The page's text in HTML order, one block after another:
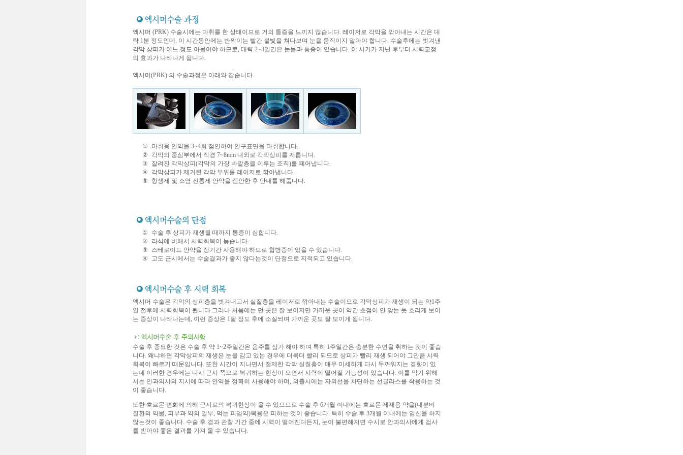
엑시머 (PRK) 수술시에는 마취를 한 상태이므로 거의 통증을 느끼지 않습니다. 레이저로 각막을 깎아내는 시간은 대
략 1분 정도인데, 이 시간동안에는 반짝이는 빨간 불빛을 쳐다보며 눈을 움직이지 말아야 합니다. 수술후에는 벗겨낸
각막 상피가 어느 정도 아물어야 하므로, 대략 2~3일간은 눈물과 통증이 있습니다. 이 시기가 지난 후부터 시력교정
의 효과가 나타나게 됩니다.
엑시머(PRK) 의 수술과정은 아래와 같습니다.
①
②
③
④
⑤
마취용 안약을 3~4회 점안하여 안구표면을 마취합니다.
각막의 중심부에서 직경 7~8mm 내외로 각막상피를 자릅니다.
잘려진 각막상피(각막의 가장 바깥층을 이루는 조직)를 떼어냅니다.
각막상피가 제거된 각막 부위를 레이저로 깎아냅니다.
항생제 및 소염 진통제 안약을 점안한 후 안대를 해줍니다.
①
②
③
④
수술 후 상피가 재생될 때까지 통증이 심합니다.
라식에 비해서 시력회복이 늦습니다.
스테로이드 안약을 장기간 사용해야 하므로 합병증이 있을 수 있습니다.
고도 근시에서는 수술결과가 좋지 않다는것이 단점으로 지적되고 있습니다.
엑시머 수술은 각막의 상피층을 벗겨내고서 실질층을 레이저로 깎아내는 수술이므로 각막상피가 재생이 되는 약1주
일 전후에 시력회복이 됩니다.그러나 처음에는 먼 곳은 잘 보이지만 가까운 곳이 약간 초점이 안 맞는 듯 흐리게 보이
는 증상이 나타나는데, 이런 증상은 1달 정도 후에 소실되며 가까운 곳도 잘 보이게 됩니다.
수술 후 중요한 것은 수술 후 약 1~2주일간은 음주를 삼가 해야 하며 특히 1주일간은 충분한 수면을 취하는 것이 좋습
니다. 왜냐하면 각막상피의 재생은 눈을 감고 있는 경우에 더욱더 빨리 되므로 상피가 빨리 재생 되어야 그만큼 시력
회복이 빠르기 때문입니다. 또한 시간이 지나면서 절제한 각막 실질층이 매우 미세하게 다시 두꺼워지는 경향이 있
는데 이러한 경우에는 다시 근시 쪽으로 복귀하는 현상이 오면서 시력이 떨어질 가능성이 있습니다. 이를 막기 위해
서는 안과의사의 지시에 따라 안약을 정확히 사용해야 하며, 외출시에는 자외선을 차단하는 선글라스를 착용하는 것
이 좋습니다.
또한 호르몬 변화에 의해 근시로의 복귀현상이 올 수 있으므로 수술 후 6개월 이내에는 호르몬 제재용 약을(내분비
질환의 약물, 피부과 약의 일부, 먹는 피임약)복용은 피하는 것이 좋습니다. 특히 수술 후 3개월 이내에는 임신을 하지
않는것이 좋습니다. 수술 후 경과 관찰 기간 중에 시력이 떨어진다든지, 눈이 불편해지면 수시로 안과의사에게 검사
를 받아야 좋은 결과를 가져 올 수 있습니다.